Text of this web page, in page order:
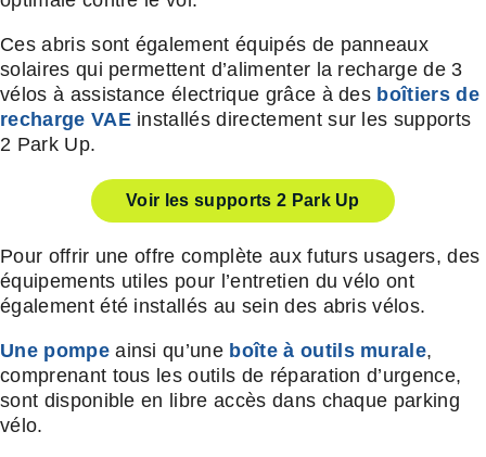
Ces abris sont également équipés de panneaux
solaires qui permettent d’alimenter la recharge de 3
vélos à assistance électrique grâce à des boîtiers de
recharge VAE installés directement sur les supports
2 Park Up.
Voir les supports 2 Park Up
Pour offrir une offre complète aux futurs usagers, des
équipements utiles pour l’entretien du vélo ont
également été installés au sein des abris vélos.
Une pompeainsi qu’une boîte à outils murale,
comprenant tous les outils de réparation d’urgence,
sont disponible en libre accès dans chaque parking
vélo.